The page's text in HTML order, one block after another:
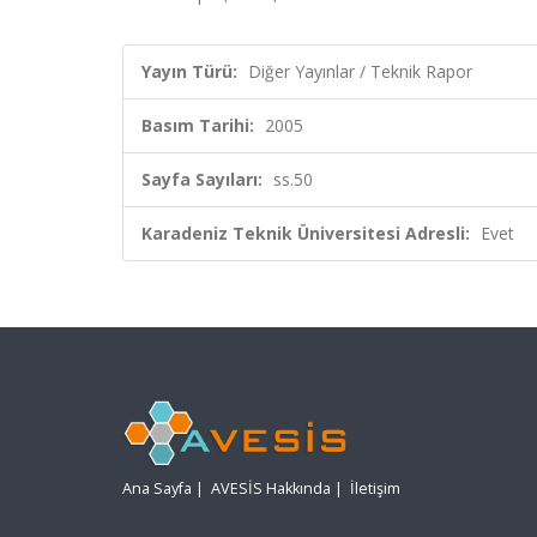
Yayın Türü: Diğer Yayınlar / Teknik Rapor
Basım Tarihi: 2005
Sayfa Sayıları: ss.50
Karadeniz Teknik Üniversitesi Adresli: Evet
Ana Sayfa | AVESİS Hakkında | İletişim